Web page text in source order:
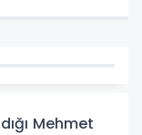
Mehmet